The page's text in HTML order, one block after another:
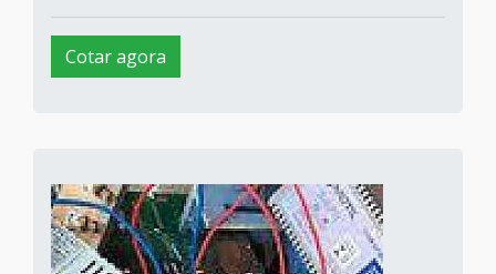
Cotar agora